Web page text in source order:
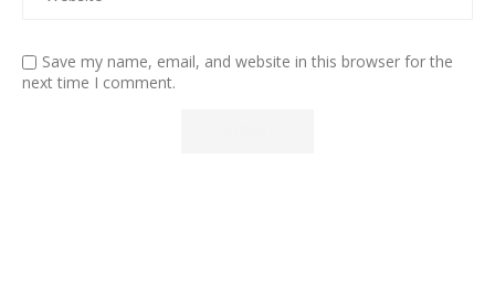
Save my name, email, and website in this browser for the
next time I comment.